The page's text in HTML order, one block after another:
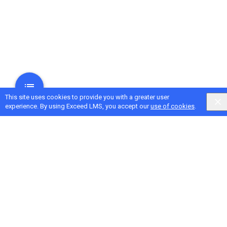
This site uses cookies to provide you with a greater user
experience. By using Exceed LMS, you accept ouruse of cookies.